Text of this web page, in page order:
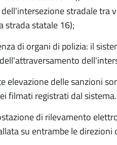
stradale tra
strada statale 16);
di organi di polizia: il
delle sanzioni
filmati registrati dal sistema.
di rilevamento
su entrambe le direzioni